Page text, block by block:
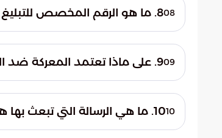
وهمية. يمكن لسكان مناطق مكة
وكفاءة عالية.
088. ما هو الرقم المخصص للتبليغ عن المخالفات في بقية مناطق المملكة؟
الرسمية لاستقبال كافة البلاغات
بموسم الحج.
099. على ماذا تعتمد المعركة ضد الاحتيال في ظل التحول الرقمي؟
اليقظة والضربات الأمنية
وحذرهم الفردي، حيث يعتبر
1010. ما هي الرسالة التي تبعث بها هذه العملية الأمنية للجمهور؟